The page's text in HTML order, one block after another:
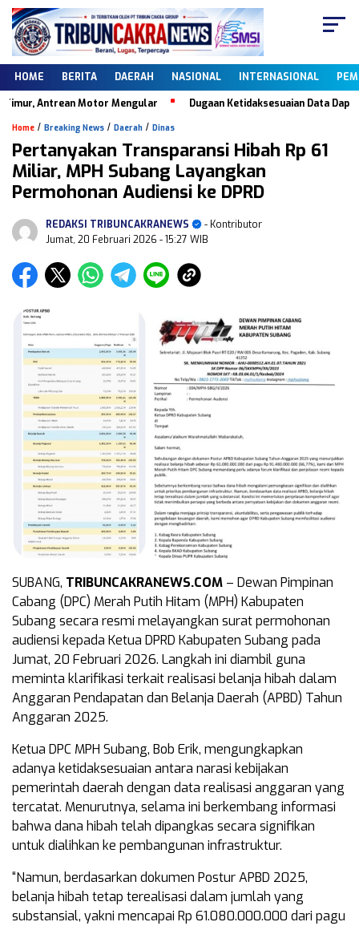
HOME BERITA DAERAH NASIONAL INTERNASIONAL
Antrean Motor Mengular Dugaan Ketidaksesuaian Data Dapodik,
Home / Breaking News / Daerah / Dinas
Pertanyakan Transparansi Hibah Rp 61
Miliar, MPH Subang Layangkan
Permohonan Audiensi ke DPRD
REDAKSI TRIBUNCAKRANEWS
- Kontributor
Jumat, 20 Februari 2026 - 15:27 WIB
SUBANG, TRIBUNCAKRANEWS.COM – Dewan Pimpinan
Cabang (DPC) Merah Putih Hitam (MPH) Kabupaten
Subang secara resmi melayangkan surat permohonan
audiensi kepada Ketua DPRD Kabupaten Subang pada
Jumat, 20 Februari 2026. Langkah ini diambil guna
meminta klarifikasi terkait realisasi belanja hibah dalam
Anggaran Pendapatan dan Belanja Daerah (APBD) Tahun
Anggaran 2025.
Ketua DPC MPH Subang, Bob Erik, mengungkapkan
adanya ketidaksesuaian antara narasi kebijakan
pemerintah daerah dengan data realisasi anggaran yang
tercatat. Menurutnya, selama ini berkembang informasi
bahwa dana hibah telah dipangkas secara signifikan
untuk dialihkan ke pembangunan infrastruktur.
“Namun, berdasarkan dokumen Postur APBD 2025,
belanja hibah tetap terealisasi dalam jumlah yang
substansial, yakni mencapai Rp 61.080.000.000 dari pagu